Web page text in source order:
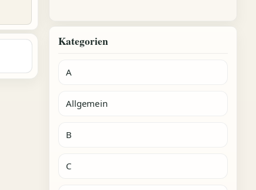
Kategorien
A
Allgemein
B
C